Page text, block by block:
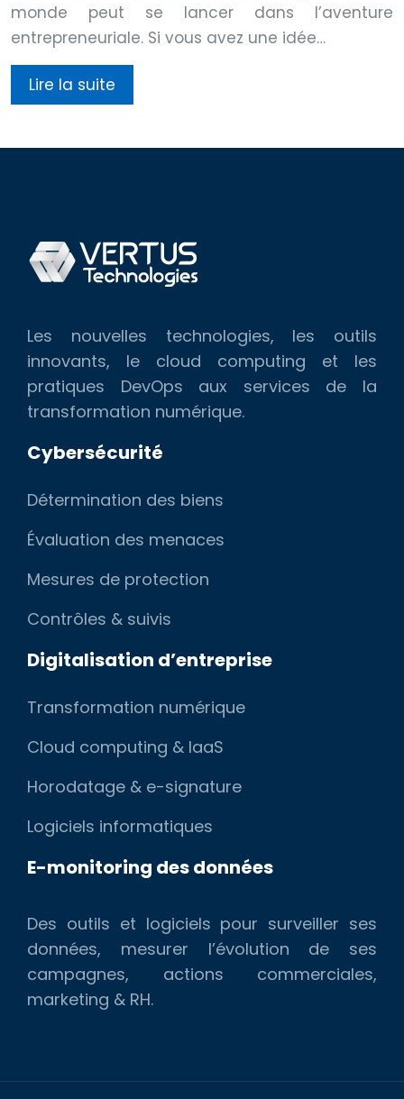
monde peut se lancer dans l’aventure
entrepreneuriale. Si vous avez une idée…
Lire la suite
Les nouvelles technologies, les outils
innovants, le cloud computing et les
pratiques DevOps aux services de la
transformation numérique.
Cybersécurité
Détermination des biens
Évaluation des menaces
Mesures de protection
Contrôles & suivis
Digitalisation d’entreprise
Transformation numérique
Cloud computing & IaaS
Horodatage & e-signature
Logiciels informatiques
E-monitoring des données
Des outils et logiciels pour surveiller ses
données, mesurer l’évolution de ses
campagnes, actions commerciales,
marketing & RH.